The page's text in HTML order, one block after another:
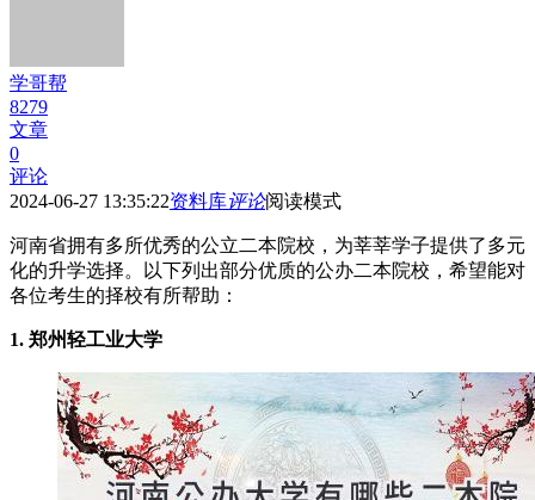
学哥帮
8279
文章
0
评论
2024-06-27 13:35:22资料库评论阅读模式
河南省拥有多所优秀的公立二本院校，为莘莘学子提供了多元
化的升学选择。以下列出部分优质的公办二本院校，希望能对
各位考生的择校有所帮助：
1. 郑州轻工业大学